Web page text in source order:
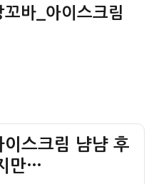
바_아이스크림
스크림 냠냠 후
만…